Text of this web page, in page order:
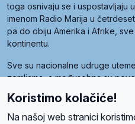
toga osnivaju se i uspostavljaju
imenom Radio Marija u
pa do obiju Amerika i Afrike,
kontinentu.
Sve su nacionalne udruge
zemljama, a međusobna su
Radio Maria). Svjetsku obitelj
kojima je i hrvatska Udruga
Koristimo kolačiće!
Na našoj web stranici